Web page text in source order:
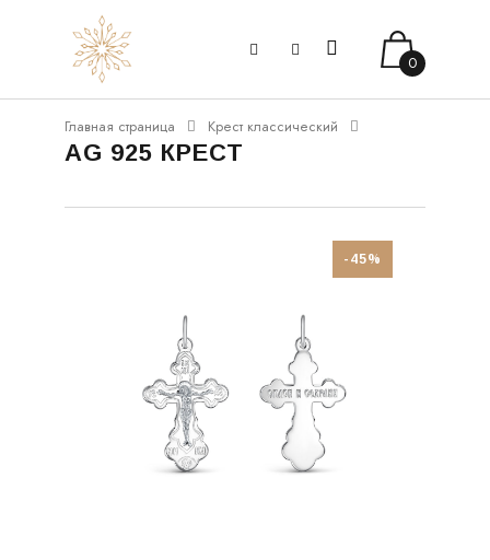
0
Главная страница Крест классический
AG 925 КРЕСТ
-45%